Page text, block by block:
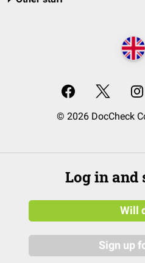
© 2026 DocCheck
Log in and
Will
Sign up